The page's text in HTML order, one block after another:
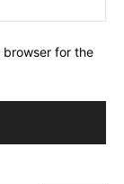
browser for the